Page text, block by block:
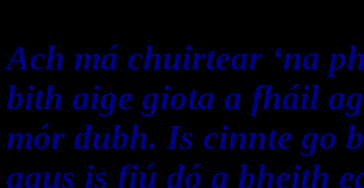
Ach má chuirtear ‘na
bith aige giota a fháil
mór dubh. Is cinnte go
agus is fiú dó a bheith